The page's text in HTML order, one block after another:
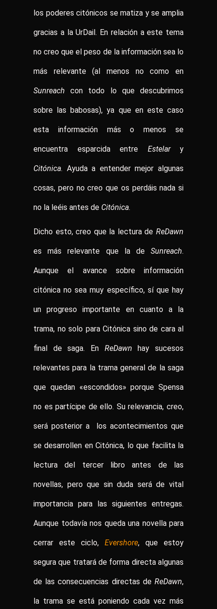
los poderes citónicos se matiza y se amplia
gracias a la UrDail. En relación a este tema
no creo que el peso de la información sea lo
más relevante (al menos no como en
Sunreach con todo lo que descubrimos
sobre las babosas), ya que en este caso
esta información más o menos se
encuentra esparcida entre Estelary
Citónica. Ayuda a entender mejor algunas
cosas, pero no creo que os perdáis nada si
no la leéis antes de Citónica.
Dicho esto, creo que la lectura de ReDawn
es más relevante que la de Sunreach.
Aunque el avance sobre información
citónica no sea muy específico, sí que hay
un progreso importante en cuanto a la
trama, no solo para Citónica sino de cara al
final de saga. En ReDawn hay sucesos
relevantes para la trama general de la saga
que quedan «escondidos» porque Spensa
no es partícipe de ello. Su relevancia, creo,
será posterior a los acontecimientos que
se desarrollen en Citónica, lo que facilita la
lectura del tercer libro antes de las
novellas, pero que sin duda será de vital
importancia para las siguientes entregas.
Aunque todavía nos queda una novella para
cerrar este ciclo, Evershore, que estoy
segura que tratará de forma directa algunas
de las consecuencias directas de ReDawn,
la trama se está poniendo cada vez más